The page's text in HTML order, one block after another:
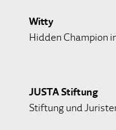
Witty
Hidden Champion
JUSTA Stiftung
Stiftung und